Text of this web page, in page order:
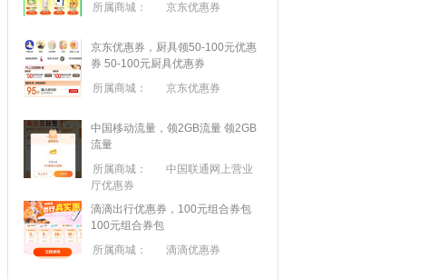
所属商城：
京东优惠券
京东优惠券，厨具领50-100元优惠
券 50-100元厨具优惠券
所属商城：
京东优惠券
中国移动流量，领2GB流量 领2GB
流量
所属商城：
中国联通网上营业
厅优惠券
滴滴出行优惠券，100元组合券包
100元组合券包
所属商城：
滴滴优惠券